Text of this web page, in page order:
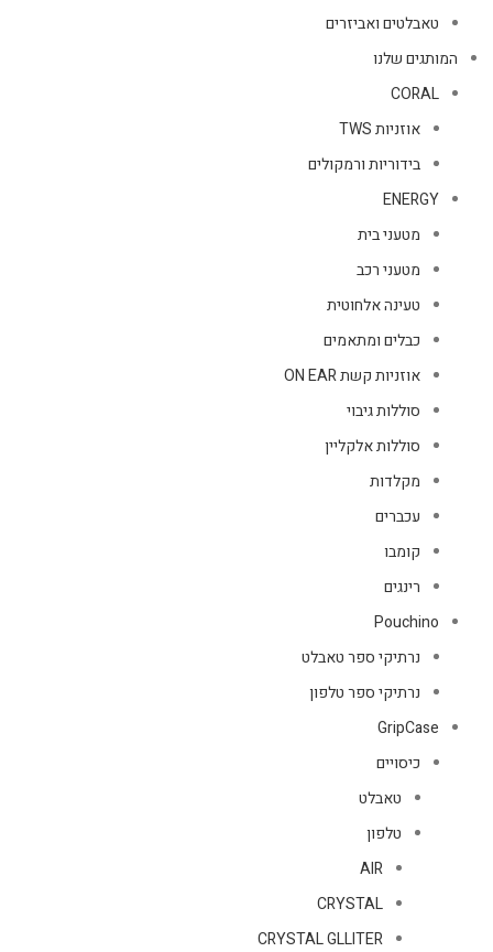
טאבלטים ואביזרים
המותגים שלנו
CORAL
אוזניות TWS
בידוריות ורמקולים
ENERGY
מטעני בית
מטעני רכב
טעינה אלחוטית
כבלים ומתאמים
אוזניות קשת ON EAR
סוללות גיבוי
סוללות אלקליין
מקלדות
עכברים
קומבו
רינגים
Pouchino
נרתיקי ספר טאבלט
נרתיקי ספר טלפון
GripCase
כיסויים
טאבלט
טלפון
AIR
CRYSTAL
CRYSTAL GLLITER